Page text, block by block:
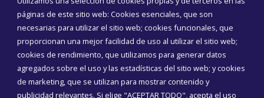
páginas de este sitio web: Cookies esenciales, que son
necesarias para utilizar el sitio web; cookies funcionales, que
proporcionan una mejor facilidad de uso al utilizar el sitio web;
cookies de rendimiento, que utilizamos para generar datos
agregados sobre el uso y las estadísticas del sitio web; y cookies
de marketing, que se utilizan para mostrar contenido y
publicidad relevantes. Si elige "ACEPTAR TODO", acepta el uso
Corporación Municipal
Teléfonos de interés
INICIAR SESIÓN
MAPA WEB